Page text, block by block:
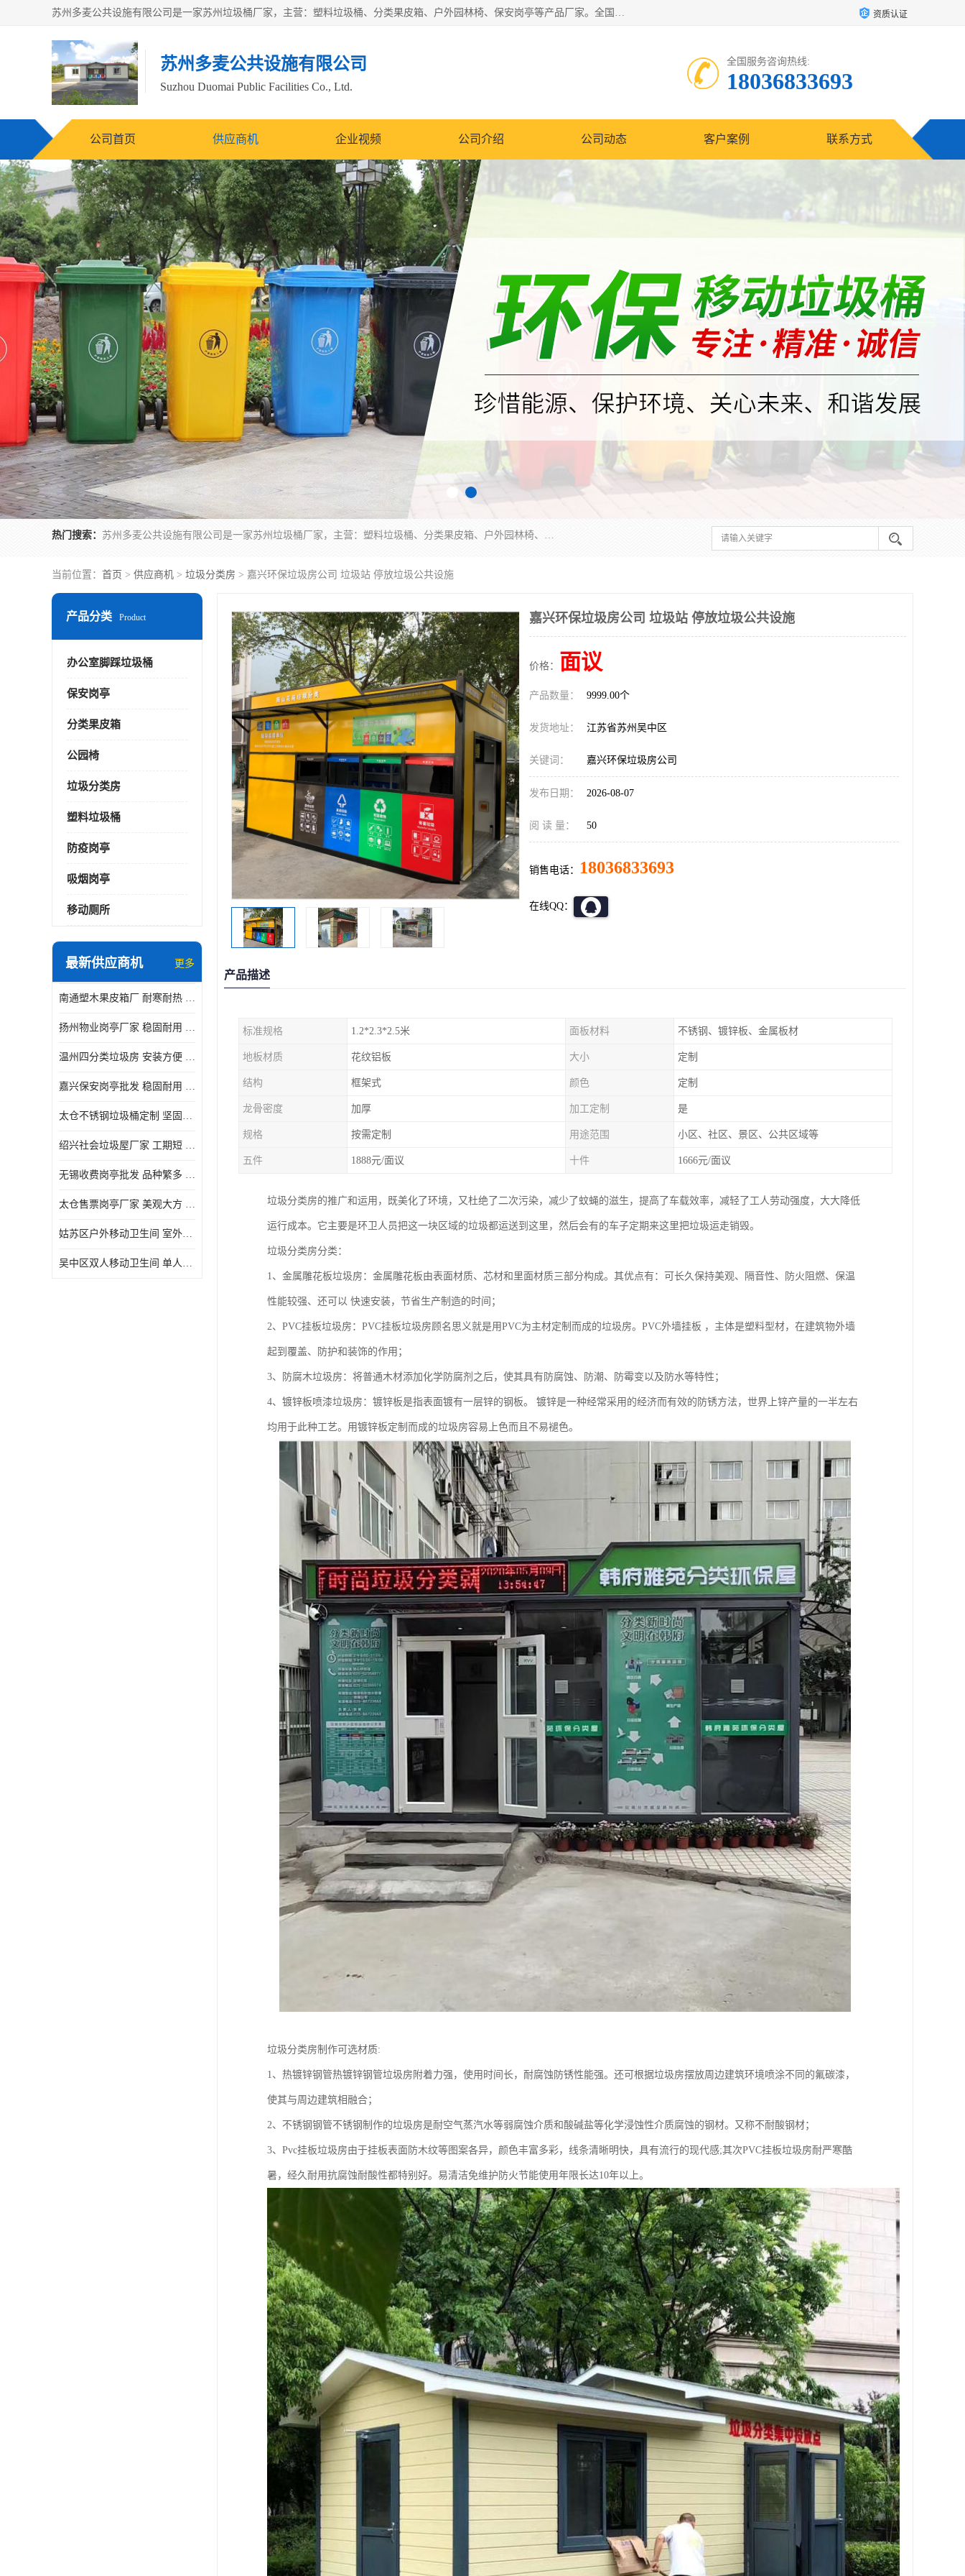
苏州多麦公共设施有限公司是一家苏州垃圾桶厂家，主营：塑料垃圾桶、分类果皮箱、户外园林椅、保安岗亭等产品厂家。全国统一热线电话：17105580222。公司组建完善的团队。设计人员，能根据客户要求，提供适合的设计方案，来满足客户的需求。 资质认证
苏州多麦公共设施有限公司
Suzhou Duomai Public Facilities Co., Ltd.
全国服务咨询热线:
18036833693
公司首页 供应商机 企业视频 公司介绍 公司动态 客户案例 联系方式
热门搜索： 苏州多麦公共设施有限公司是一家苏州垃圾桶厂家，主营：塑料垃圾桶、分类果皮箱、户外园林椅、保安岗亭等产品厂家。全国统一热线电话：17105580222。公司组建完善的团队。设计人员，能根据客户要求，提供适合的设计方案，来满足客户的需求。
当前位置： 首页 > 供应商机 > 垃圾分类房 > 嘉兴环保垃圾房公司 垃圾站 停放垃圾公共设施
产品分类 Product
办公室脚踩垃圾桶
保安岗亭
分类果皮箱
公园椅
垃圾分类房
塑料垃圾桶
防疫岗亭
吸烟岗亭
移动厕所
最新供应商机 更多
南通塑木果皮箱厂 耐寒耐热 设计美观简洁
扬州物业岗亭厂家 稳固耐用 适用多场合
温州四分类垃圾房 安装方便 可移动位置且方便
嘉兴保安岗亭批发 稳固耐用 使用价值高
太仓不锈钢垃圾桶定制 坚固耐用 绝缘性能好
绍兴社会垃圾屋厂家 工期短 便于居民集中投放
无锡收费岗亭批发 品种繁多 适用多场合
太仓售票岗亭厂家 美观大方 使用寿命长
姑苏区户外移动卫生间 室外临时单人厕所供应厂家
吴中区双人移动卫生间 单人厕所供应厂家
嘉兴环保垃圾房公司 垃圾站 停放垃圾公共设施
价格： 面议
产品数量： 9999.00个
发货地址： 江苏省苏州吴中区
关键词： 嘉兴环保垃圾房公司
发布日期： 2026-08-07
阅 读 量： 50
销售电话： 18036833693
在线QQ：
产品描述
标准规格 1.2*2.3*2.5米 面板材料 不锈钢、镀锌板、金属板材
地板材质 花纹铝板 大小 定制
结构 框架式 颜色 定制
龙骨密度 加厚 加工定制 是
规格 按需定制 用途范围 小区、社区、景区、公共区域等
五件 1888元/面议 十件 1666元/面议
垃圾分类房的推广和运用，既美化了环境，又杜绝了二次污染，减少了蚊蝇的滋生，提高了车载效率，减轻了工人劳动强度，大大降低
运行成本。它主要是环卫人员把这一块区域的垃圾都运送到这里，然后会有的车子定期来这里把垃圾运走销毁。
垃圾分类房分类：
1、金属雕花板垃圾房：金属雕花板由表面材质、芯材和里面材质三部分构成。其优点有：可长久保持美观、隔音性、防火阻燃、保温
性能较强、还可以 快速安装，节省生产制造的时间；
2、PVC挂板垃圾房：PVC挂板垃圾房顾名思义就是用PVC为主材定制而成的垃圾房。PVC外墙挂板 ，主体是塑料型材，在建筑物外墙
起到覆盖、防护和装饰的作用；
3、防腐木垃圾房：将普通木材添加化学防腐剂之后，使其具有防腐蚀、防潮、防霉变以及防水等特性；
4、镀锌板喷漆垃圾房：镀锌板是指表面镀有一层锌的钢板。 镀锌是一种经常采用的经济而有效的防锈方法，世界上锌产量的一半左右
均用于此种工艺。用镀锌板定制而成的垃圾房容易上色而且不易褪色。
垃圾分类房制作可选材质:
1、热镀锌钢管热镀锌钢管垃圾房附着力强，使用时间长，耐腐蚀防锈性能强。还可根据垃圾房摆放周边建筑环境喷涂不同的氟碳漆，
使其与周边建筑相融合；
2、不锈钢钢管不锈钢制作的垃圾房是耐空气蒸汽水等弱腐蚀介质和酸碱盐等化学浸蚀性介质腐蚀的钢材。又称不耐酸钢材；
3、Pvc挂板垃圾房由于挂板表面防木纹等图案各异，颜色丰富多彩，线条清晰明快，具有流行的现代感;其次PVC挂板垃圾房耐严寒酷
暑，经久耐用抗腐蚀耐酸性都特别好。易清洁免维护防火节能使用年限长达10年以上。